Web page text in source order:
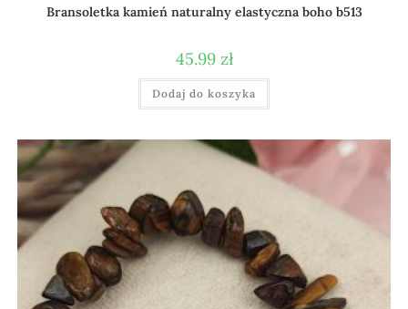
Bransoletka kamień naturalny elastyczna boho b513
45.99 zł
Dodaj do koszyka